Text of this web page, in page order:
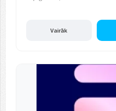
Vairāk